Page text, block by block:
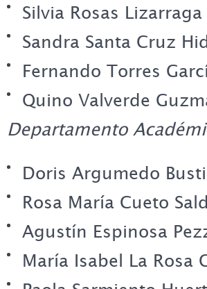
Silvia Rosas Lizarraga
Sandra Santa Cruz
Fernando Torres
Quino Valverde
Departamento
Doris Argumedo
Rosa María Cueto
Agustín Espinosa
María Isabel La Rosa